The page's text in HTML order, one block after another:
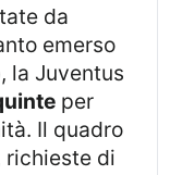
da
emerso
, la Juventus
per
Il quadro
di